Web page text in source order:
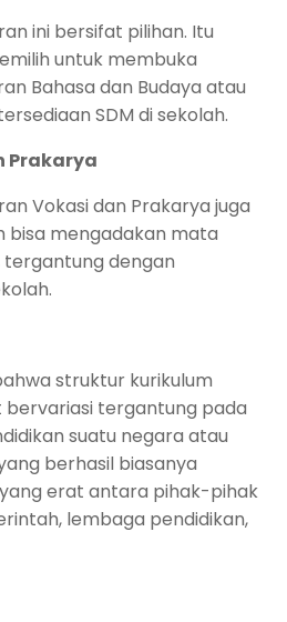
ini bersifat pilihan. Itu
untuk membuka
Bahasa dan Budaya atau
SDM di sekolah.
Prakarya
Vokasi dan Prakarya juga
bisa mengadakan mata
tergantung dengan
struktur kurikulum
tergantung pada
suatu negara atau
berhasil biasanya
erat antara pihak-pihak
lembaga pendidikan,